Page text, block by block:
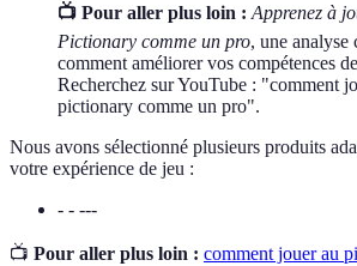
📺 Pour aller plus loin : Apprenez à
Pictionary comme un pro, une analyse
comment améliorer vos compétences
Recherchez sur YouTube : "comment
pictionary comme un pro".
Nous avons sélectionné plusieurs produits
votre expérience de jeu :
- - ---
📺 Pour aller plus loin : comment jouer au